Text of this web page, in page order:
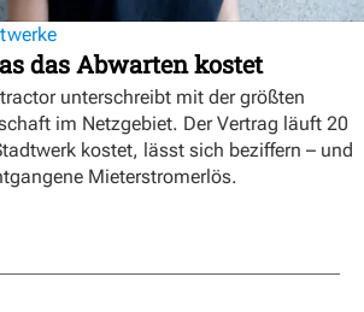
das Abwarten kostet
unterschreibt mit der größten
im Netzgebiet. Der Vertrag läuft 20
kostet, lässt sich beziffern – und
Mieterstromerlös.